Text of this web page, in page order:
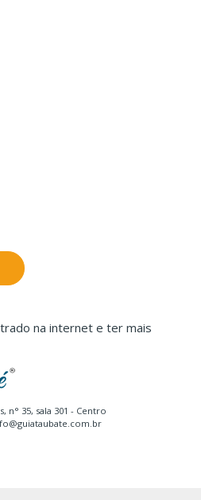
n° 35, sala 301 - Centro
na internet e ter mais